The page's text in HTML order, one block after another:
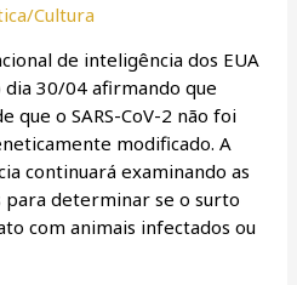
Cultura
de inteligência dos EUA
30/04 afirmando que
que o SARS-CoV-2 não foi
modificado. A
continuará examinando as
determinar se o surto
com animais infectados ou